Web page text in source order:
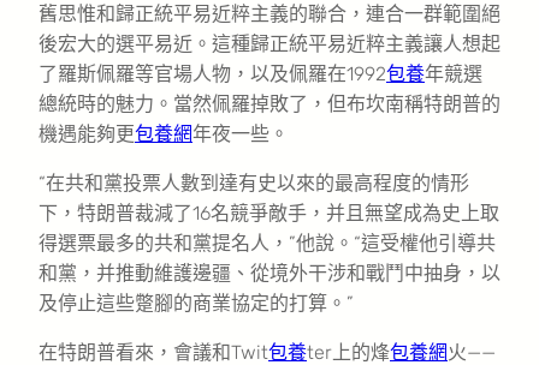
舊思惟和歸正統平易近粹主義的聯合，連合一群範圍絕
後宏大的選平易近。這種歸正統平易近粹主義讓人想起
了羅斯佩羅等官場人物，以及佩羅在1992包養年競選
總統時的魅力。當然佩羅掉敗了，但布坎南稱特朗普的
機遇能夠更包養網年夜一些。
“在共和黨投票人數到達有史以來的最高程度的情形
下，特朗普裁減了16名競爭敵手，并且無望成為史上取
得選票最多的共和黨提名人，”他說。“這受權他引導共
和黨，并推動維護邊疆、從境外干涉和戰鬥中抽身，以
及停止這些蹩腳的商業協定的打算。”
在特朗普看來，會議和Twit包養ter上的烽包養網 火——